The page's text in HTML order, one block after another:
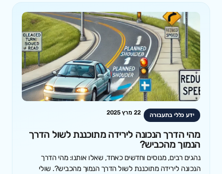
ידע כללי בתעבורה 22 מרץ 2025
מהי הדרך הנכונה לירידה מתוכננת לשול הדרך
הנמוך מהכביש?
נהגים רבים, מנוסים וחדשים כאחד, שאלו אותנו: מהי הדרך
הנכונה לירידה מתוכננת לשול הדרך הנמוך מהכביש?. שולי